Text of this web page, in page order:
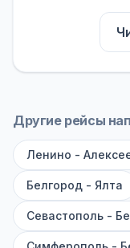
На нашем
расписание
Белгород,
обратите
большие
подвеска и
По маршруту
заправки с
Другие рейсы
Ленино -
Белгород - Ялта
Севастополь -